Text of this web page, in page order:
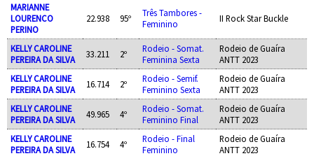
MARIANNE
LOURENCO
PERINO
22.938 95º
Três Tambores -
Feminino
II Rock Star Buckle
KELLY CAROLINE
PEREIRA DA SILVA
33.211 2º
Rodeio - Somat.
Feminina Sexta
Rodeio de Guaíra
ANTT 2023
KELLY CAROLINE
PEREIRA DA SILVA
16.714 2º
Rodeio - Semif.
Feminino Sexta
Rodeio de Guaíra
ANTT 2023
KELLY CAROLINE
PEREIRA DA SILVA
49.965 4º
Rodeio - Somat.
Feminino Final
Rodeio de Guaíra
ANTT 2023
KELLY CAROLINE
PEREIRA DA SILVA
16.754 4º
Rodeio - Final
Feminino
Rodeio de Guaíra
ANTT 2023